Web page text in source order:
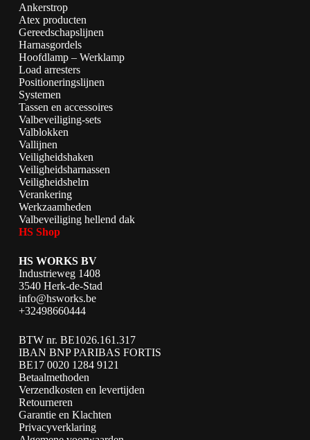
Ankerstrop
Atex producten
Gereedschapslijnen
Harnasgordels
Hoofdlamp – Werklamp
Load arresters
Positioneringslijnen
Systemen
Tassen en accessoires
Valbeveiliging-sets
Valblokken
Vallijnen
Veiligheidshaken
Veiligheidsharnassen
Veiligheidshelm
Verankering
Werkzaamheden
Valbeveiliging hellend dak
HS Shop
HS WORKS BV
Industrieweg 1408
3540 Herk-de-Stad
info@hsworks.be
+32498660444
BTW nr. BE1026.161.317
IBAN BNP PARIBAS FORTIS
BE17 0020 1284 9121
Betaalmethoden
Verzendkosten en levertijden
Retourneren
Garantie en Klachten
Privacyverklaring